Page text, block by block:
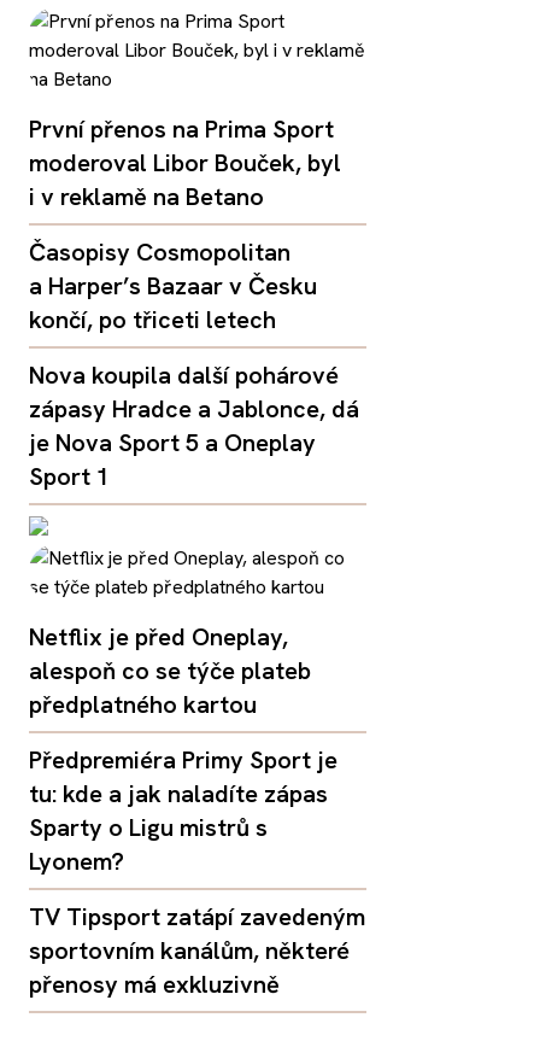
První přenos na Prima Sport
moderoval Libor Bouček, byl
i v reklamě na Betano
Časopisy Cosmopolitan
a Harper’s Bazaar v Česku
končí, po třiceti letech
Nova koupila další pohárové
zápasy Hradce a Jablonce, dá
je Nova Sport 5 a Oneplay
Sport 1
Netflix je před Oneplay,
alespoň co se týče plateb
předplatného kartou
Předpremiéra Primy Sport je
tu: kde a jak naladíte zápas
Sparty o Ligu mistrů s
Lyonem?
TV Tipsport zatápí zavedeným
sportovním kanálům, některé
přenosy má exkluzivně